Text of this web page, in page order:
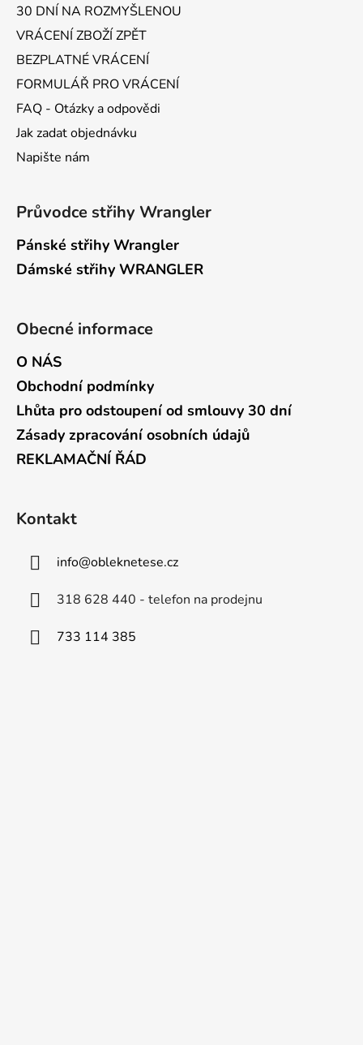
30 DNÍ NA ROZMYŠLENOU
VRÁCENÍ ZBOŽÍ ZPĚT
BEZPLATNÉ VRÁCENÍ
FORMULÁŘ PRO VRÁCENÍ
FAQ - Otázky a odpovědi
Jak zadat objednávku
Napište nám
Průvodce střihy Wrangler
Pánské střihy Wrangler
Dámské střihy WRANGLER
Obecné informace
O NÁS
Obchodní podmínky
Lhůta pro odstoupení od smlouvy 30 dní
Zásady zpracování osobních údajů
REKLAMAČNÍ ŘÁD
Kontakt
info@obleknetese.cz
318 628 440 - telefon na prodejnu
733 114 385